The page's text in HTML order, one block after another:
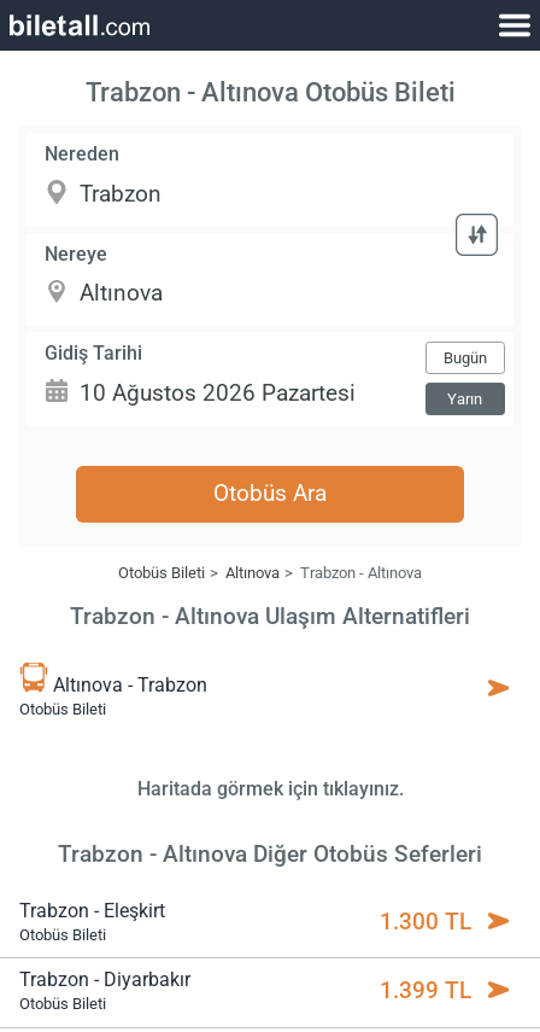
Trabzon - Altınova Otobüs Bileti
Nereden
Nereye
Gidiş Tarihi Bugün
Yarın
Otobüs Ara
Otobüs Bileti Altınova Trabzon - Altınova
Trabzon - Altınova Ulaşım Alternatifleri
Altınova - Trabzon
Otobüs Bileti
Haritada görmek için tıklayınız.
Trabzon - Altınova Diğer Otobüs Seferleri
Trabzon - Eleşkirt
Otobüs Bileti 1.300 TL
Trabzon - Diyarbakır
Otobüs Bileti 1.399 TL